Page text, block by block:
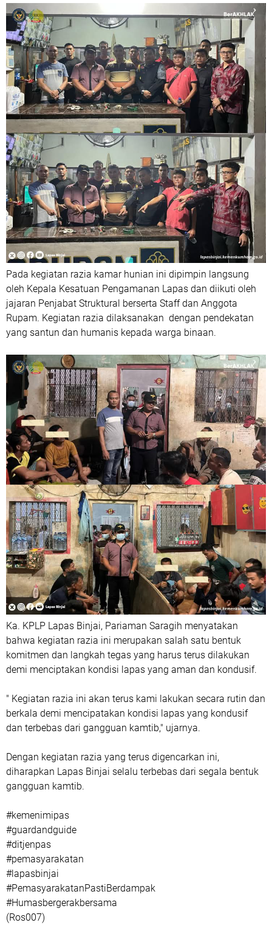
Pada kegiatan razia kamar hunian ini dipimpin langsung
oleh Kepala Kesatuan Pengamanan Lapas dan diikuti oleh
jajaran Penjabat Struktural berserta Staff dan Anggota
Rupam. Kegiatan razia dilaksanakan dengan pendekatan
yang santun dan humanis kepada warga binaan.
Ka. KPLP Lapas Binjai, Pariaman Saragih menyatakan
bahwa kegiatan razia ini merupakan salah satu bentuk
komitmen dan langkah tegas yang harus terus dilakukan
demi menciptakan kondisi lapas yang aman dan kondusif.
" Kegiatan razia ini akan terus kami lakukan secara rutin dan
berkala demi mencipatakan kondisi lapas yang kondusif
dan terbebas dari gangguan kamtib," ujarnya.
Dengan kegiatan razia yang terus digencarkan ini,
diharapkan Lapas Binjai selalu terbebas dari segala bentuk
gangguan kamtib.
#kemenimipas
#guardandguide
#ditjenpas
#pemasyarakatan
#lapasbinjai
#PemasyarakatanPastiBerdampak
#Humasbergerakbersama
(Ros007)